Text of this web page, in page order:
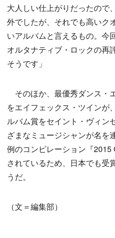
大人しい仕上がりだったので
外でしたが、それでも高いク
いアルバムと言えるもの。今
オルタナティブ・ロックの再
そうです」
そのほか、最優秀ダンス・
をエイフェックス・ツインが
ルバム賞をセイント・ヴィン
ざまなミュージシャンが名を
例のコンピレーション『
されているため、日本でも受
うだ。
（文＝編集部）